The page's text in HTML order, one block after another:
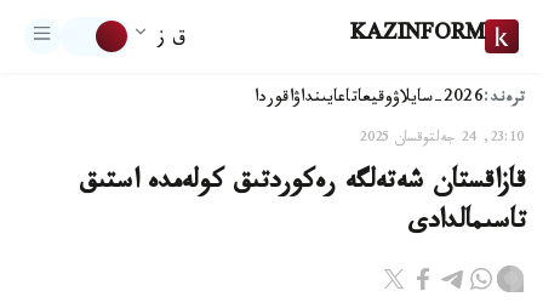
KAZINFORM ق ز
ترەند:2026-سايلاۋ وقيعاتاعايىنداۋاقوردا
23:10, 24 جەلتوقسان 2025
قازاقستان شەتەلگە رەكوردتىق كولەمدە استىق
تاسىمالدادى